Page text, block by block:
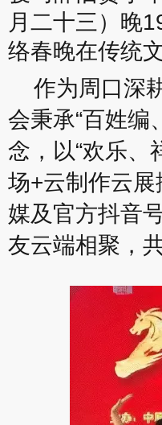
月二十三）晚
络春晚在传统
作为周口深
会秉承“百姓编
念，以“欢乐、
场+云制作云
媒及官方抖音
友云端相聚，